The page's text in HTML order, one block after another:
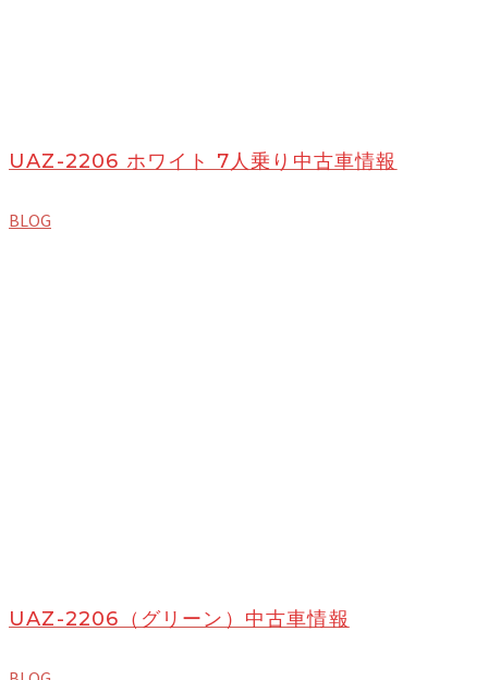
UAZ-2206 ホワイト 7人乗り中古車情報
BLOG
UAZ-2206（グリーン）中古車情報